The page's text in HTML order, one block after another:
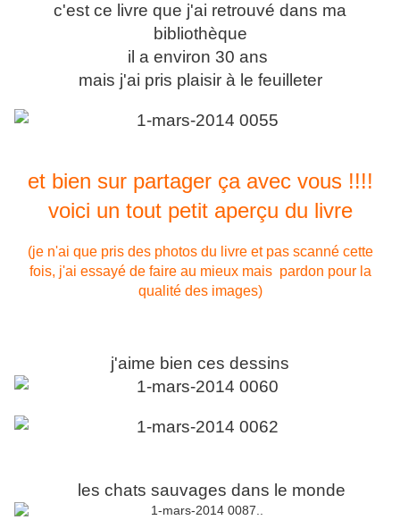
c'est ce livre que j'ai retrouvé dans ma
bibliothèque
il a environ 30 ans
mais j'ai pris plaisir à le feuilleter
et bien sur partager ça avec vous !!!!
voici un tout petit aperçu du livre
(je n'ai que pris des photos du livre et pas scanné cette
fois, j'ai essayé de faire au mieux mais pardon pour la
qualité des images)
j'aime bien ces dessins
les chats sauvages dans le monde